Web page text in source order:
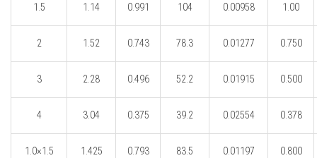
1.5 1.14 0.991 104 0.00958 1.00
2 1.52 0.743 78.3 0.01277 0.750
3 2.28 0.496 52.2 0.01915 0.500
4 3.04 0.375 39.2 0.02554 0.378
1.0×1.5 1.425 0.793 83.5 0.01197 0.800